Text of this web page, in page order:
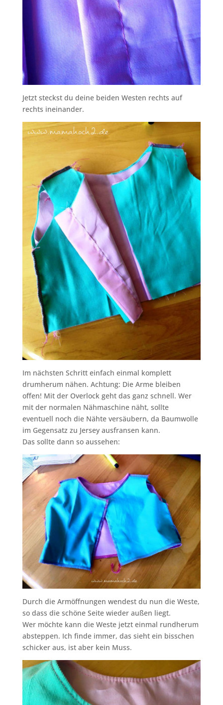
Jetzt steckst du deine beiden Westen rechts auf
rechts ineinander.
Im nächsten Schritt einfach einmal komplett
drumherum nähen. Achtung: Die Arme bleiben
offen! Mit der Overlock geht das ganz schnell. Wer
mit der normalen Nähmaschine näht, sollte
eventuell noch die Nähte versäubern, da Baumwolle
im Gegensatz zu Jersey ausfransen kann.
Das sollte dann so aussehen:
Durch die Armöffnungen wendest du nun die Weste,
so dass die schöne Seite wieder außen liegt.
Wer möchte kann die Weste jetzt einmal rundherum
absteppen. Ich finde immer, das sieht ein bisschen
schicker aus, ist aber kein Muss.